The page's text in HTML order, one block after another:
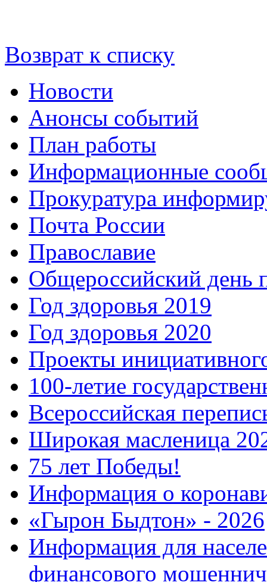
Возврат к списку
Новости
Анонсы событий
План работы
Информационные
Прокуратура
Почта России
Православие
Общероссийский день
Год здоровья 2019
Год здоровья 2020
Проекты
100-летие
Всероссийская
Широкая масленица
75 лет Победы!
Информация о
«Гырон Быдтон» - 2026
Информация для
финансового